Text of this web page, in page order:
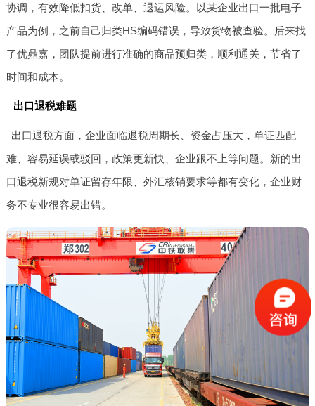
协调，有效降低扣货、改单、退运风险。以某企业出口一批电子
产品为例，之前自己归类HS编码错误，导致货物被查验。后来找
了优鼎嘉，团队提前进行准确的商品预归类，顺利通关，节省了
时间和成本。
出口退税难题
出口退税方面，企业面临退税周期长、资金占压大，单证匹配
难、容易延误或驳回，政策更新快、企业跟不上等问题。新的出
口退税新规对单证留存年限、外汇核销要求等都有变化，企业财
务不专业很容易出错。